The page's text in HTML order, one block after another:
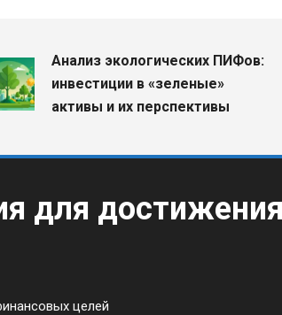
Анализ экологических ПИФов:
инвестиции в «зеленые»
активы и их перспективы
для
целей